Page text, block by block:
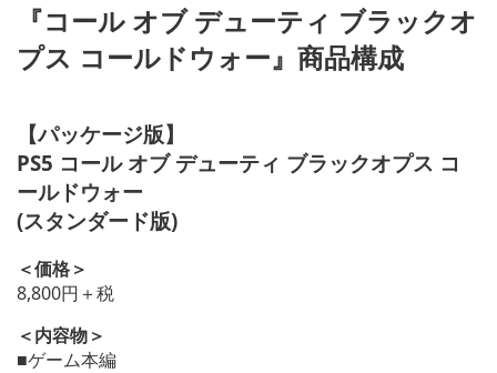
『コール オブ デューティ ブラックオ
プス コールドウォー』商品構成
【パッケージ版】
PS5 コール オブ デューティ ブラックオプス コ
ールドウォー
(スタンダード版)
＜価格＞
8,800円＋税
＜内容物＞
■ゲーム本編